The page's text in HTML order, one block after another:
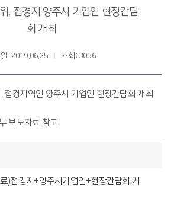
, 접경지 양주시 기업인 현장간담
회 개최
: 2019.06.25 조회 : 3036
접경지역인 양주시 기업인 현장간담회 개최
보도자료 참고
)접경지+양주시기업인+현장간담회 개